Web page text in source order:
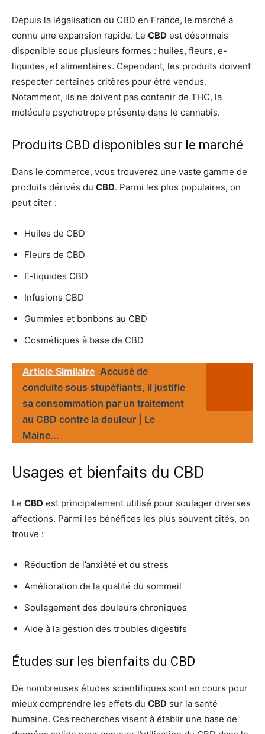
Depuis la légalisation du CBD en France, le marché a
connu une expansion rapide. Le CBD est désormais
disponible sous plusieurs formes : huiles, fleurs, e-
liquides, et alimentaires. Cependant, les produits doivent
respecter certaines critères pour être vendus.
Notamment, ils ne doivent pas contenir de THC, la
molécule psychotrope présente dans le cannabis.
Produits CBD disponibles sur le marché
Dans le commerce, vous trouverez une vaste gamme de
produits dérivés du CBD. Parmi les plus populaires, on
peut citer :
Huiles de CBD
Fleurs de CBD
E-liquides CBD
Infusions CBD
Gummies et bonbons au CBD
Cosmétiques à base de CBD
Article Similaire Accusé de
conduite sous stupéfiants, il justifie
sa consommation par un traitement
au CBD contre la douleur | Le
Maine...
Usages et bienfaits du CBD
Le CBD est principalement utilisé pour soulager diverses
affections. Parmi les bénéfices les plus souvent cités, on
trouve :
Réduction de l’anxiété et du stress
Amélioration de la qualité du sommeil
Soulagement des douleurs chroniques
Aide à la gestion des troubles digestifs
Études sur les bienfaits du CBD
De nombreuses études scientifiques sont en cours pour
mieux comprendre les effets du CBD sur la santé
humaine. Ces recherches visent à établir une base de